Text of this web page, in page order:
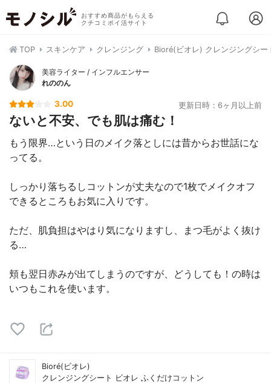
おすすめ商品がもらえる
クチコミポイ活サイト
TOP スキンケア クレンジング Bioré(ビオレ) クレンジングシ
美容ライター / インフルエンサー
れののん
3.00 更新日時：6ヶ月以上前
ないと不安、でも肌は痛む！
もう限界…という日のメイク落としには昔からお世話にな
ってる。
しっかり落ちるしコットンが丈夫なので1枚でメイクオフ
できるところもお気に入りです。
ただ、肌負担はやはり気になりますし、まつ毛がよく抜け
る…
頬も翌日赤みが出てしまうのですが、どうしても！の時は
いつもこれを使います。
Bioré(ビオレ)
クレンジングシート ビオレ ふくだけコットン